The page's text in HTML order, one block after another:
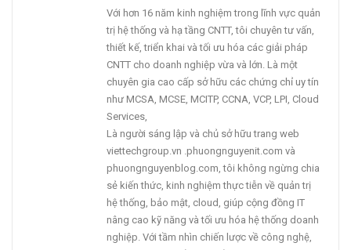
Với hơn 16 năm kinh nghiệm trong lĩnh vực quản
trị hệ thống và hạ tầng CNTT, tôi chuyên tư vấn,
thiết kế, triển khai và tối ưu hóa các giải pháp
CNTT cho doanh nghiệp vừa và lớn. Là một
chuyên gia cao cấp sở hữu các chứng chỉ uy tín
như MCSA, MCSE, MCITP, CCNA, VCP, LPI, Cloud
Services,
Là người sáng lập và chủ sở hữu trang web
viettechgroup.vn .phuongnguyenit.com và
phuongnguyenblog.com, tôi không ngừng chia
sẻ kiến thức, kinh nghiệm thực tiễn về quản trị
hệ thống, bảo mật, cloud, giúp cộng đồng IT
nâng cao kỹ năng và tối ưu hóa hệ thống doanh
nghiệp. Với tầm nhìn chiến lược về công nghệ,